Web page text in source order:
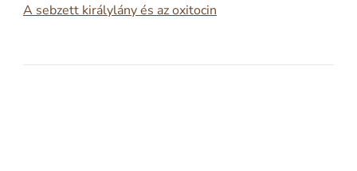
A sebzett királylány és az oxitocin